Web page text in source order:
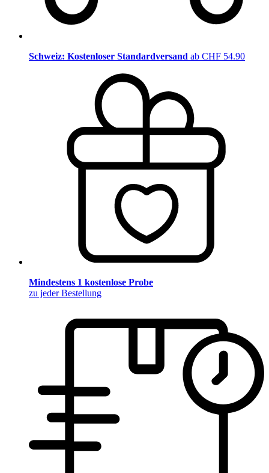
Schweiz: Kostenloser Standardversand ab CHF 54.90
Mindestens 1 kostenlose Probe
zu jeder Bestellung